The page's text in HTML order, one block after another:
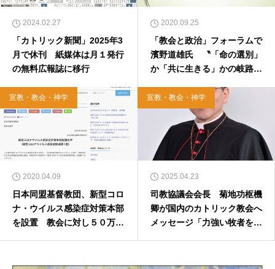
2024.02.27
「カトリック新聞」2025年3
月で休刊 紙媒体は月１発行
の無料広報誌に移行
2020.09.25
「教会と政治」フォーラムで
濱野道雄氏 〝「命の選別」
か「共に生きる」かの岐路〟
宣教・教会・神学
2020.04.09
日本同盟基督教団、新型コロ
ナ・ウイルス感染症対策本部
を設置 教会に対し５０万円
宣教・教会・神学
2025.04.23
司教協議会会長 菊地功枢機
卿が国内のカトリック教会へ
メッセージ「力強い牧者を失